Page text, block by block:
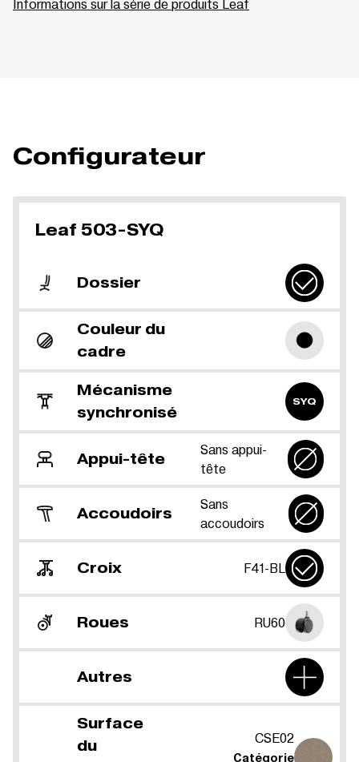
Configurateur
Leaf 503-SYQ
Dossier
Couleur du
cadre
Mécanisme
synchronisé
SYQ
Appui-tête
Sans appui-
tête
Accoudoirs
Sans
accoudoirs
Croix F41-BL
Roues RU60
Autres
Surface
du
CSE02
Catégorie